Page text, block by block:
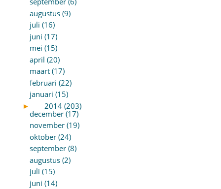
augustus (9)
juli (16)
juni (17)
mei (15)
april (20)
maart (17)
februari (22)
januari (15)
►
2014 (203)
december (17)
november (19)
oktober (24)
september (8)
augustus (2)
juli (15)
juni (14)